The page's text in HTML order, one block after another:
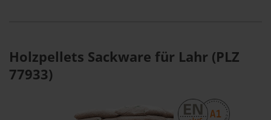
Holzpellets Sackware für Lahr (PLZ
77933)